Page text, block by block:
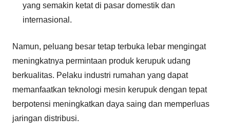
yang semakin ketat di pasar domestik dan
internasional.
Namun, peluang besar tetap terbuka lebar mengingat
meningkatnya permintaan produk kerupuk udang
berkualitas. Pelaku industri rumahan yang dapat
memanfaatkan teknologi mesin kerupuk dengan tepat
berpotensi meningkatkan daya saing dan memperluas
jaringan distribusi.